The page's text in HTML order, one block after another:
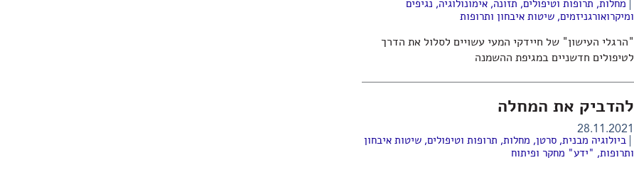
מחלות, תרופות וטיפולים, תזונה,אימונולוגיה, נגיפים
ומיקרואורגניזמים,שיטות איבחון ותרופות
"הרגלי העישון" של חיידקי המעי עשויים לסלול את הדרך
לטיפולים חדשניים במגיפת ההשמנה
להדביק את המחלה
28.11.2021
ביולוגיה מבנית,סרטן, מחלות, תרופות וטיפולים,שיטות איבחון
ותרופות, "ידע" מחקר ופיתוח